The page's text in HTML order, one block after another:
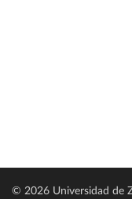
© 2026 Universidad de